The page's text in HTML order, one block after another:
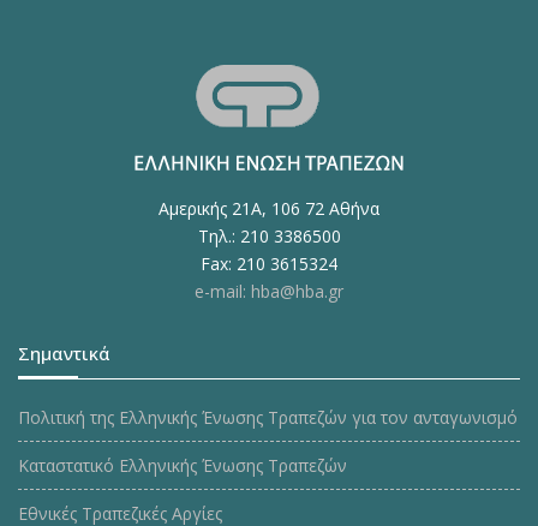
Αμερικής 21Α, 106 72 Αθήνα
Τηλ.: 210 3386500
Fax: 210 3615324
e-mail: hba@hba.gr
Σημαντικά
Πολιτική της Ελληνικής Ένωσης Τραπεζών για τον ανταγωνισμό
Καταστατικό Ελληνικής Ένωσης Τραπεζών
Εθνικές Τραπεζικές Αργίες